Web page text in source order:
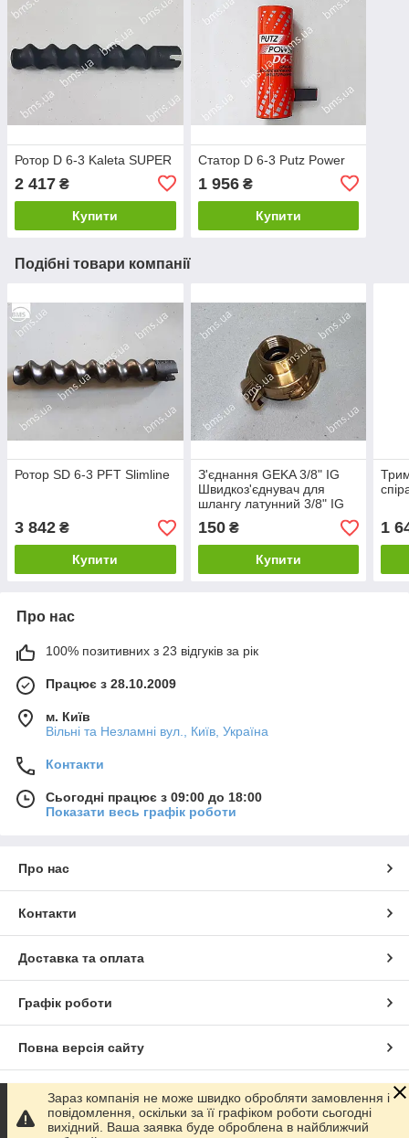
Ротор D 6-3 Kaleta SUPER
2 417 ₴
Купити
Статор D 6-3 Putz Power
1 956₴
Купити
Подібні товари компанії
Ротор SD 6-3 PFT Slimline
3 842 ₴
Купити
З'єднання GEKA 3/8" IG
Швидкоз'єднувач для
шлангу латунний 3/8" IG
150₴
Купити
1
Про нас
100% позитивних з 23 відгуків за рік
Працює з 28.10.2009
м. Київ
Вільні та Незламні вул., Київ, Україна
Контакти
Сьогодні працює з 09:00 до 18:00
Показати весь графік роботи
Про нас
Контакти
Доставка та оплата
Графік роботи
Повна версія сайту
Сайт створено на маркетплейсіProm.ua
Зараз компанія не може швидко обробляти замовлення і
повідомлення, оскільки за її графіком роботи сьогодні
вихідний. Ваша заявка буде оброблена в найближчий